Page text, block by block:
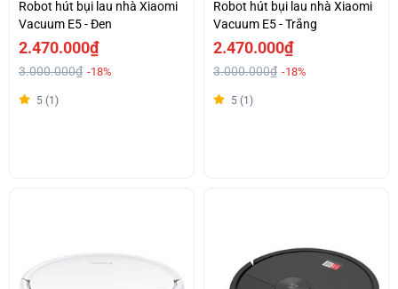
Robot hút bụi lau nhà Xiaomi
Vacuum E5 - Đen
2.470.000₫
3.000.000₫ -18%
5 (1)
Robot hút bụi lau nhà Xiaomi
Vacuum E5 - Trắng
2.470.000₫
3.000.000₫ -18%
5 (1)